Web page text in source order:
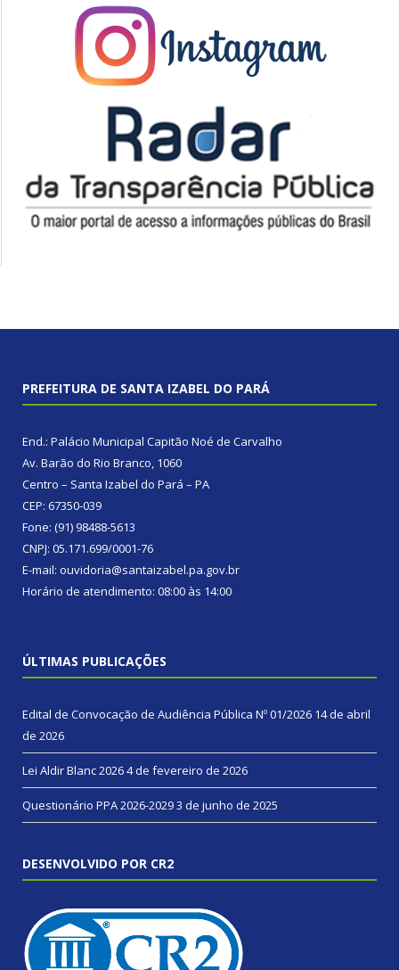
PREFEITURA DE SANTA IZABEL DO PARÁ
End.: Palácio Municipal Capitão Noé de Carvalho
Av. Barão do Rio Branco, 1060
Centro – Santa Izabel do Pará – PA
CEP: 67350-039
Fone: (91) 98488-5613
CNPJ: 05.171.699/0001-76
E-mail: ouvidoria@santaizabel.pa.gov.br
Horário de atendimento: 08:00 às 14:00
ÚLTIMAS PUBLICAÇÕES
Edital de Convocação de Audiência Pública Nº 01/2026 14 de abril
de 2026
Lei Aldir Blanc 20264 de fevereiro de 2026
Questionário PPA 2026-20293 de junho de 2025
DESENVOLVIDO POR CR2